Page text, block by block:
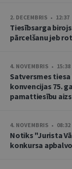
2. DECEMBRIS • 12:37
Tiesībsarga
pārcelšanu jeb
4. NOVEMBRIS • 15:38
Satversmes
konvencijas 75.
pamattiesību
4. NOVEMBRIS • 08:32
Notiks "Jurista
konkursa